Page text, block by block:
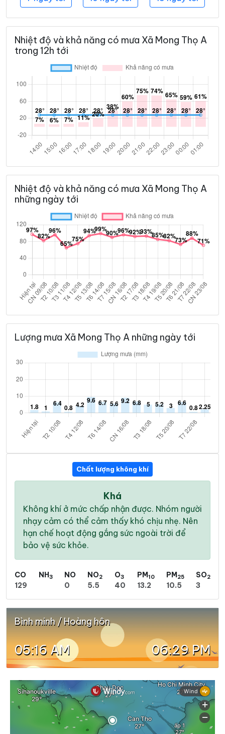
Nhiệt độ và khả năng có mưa Xã Mong Thọ A
trong 12h tới
Nhiệt độ và khả năng có mưa Xã Mong Thọ A
những ngày tới
Lượng mưa Xã Mong Thọ A những ngày tới
Chất lượng không khí
Khá
Không khí ở mức chấp nhận được. Nhóm người
nhạy cảm có thể cảm thấy khó chịu nhẹ. Nên
hạn chế hoạt động gắng sức ngoài trời để
bảo vệ sức khỏe.
CO
129
NH3
NO
0
NO2
5.5
O3
40
PM10
13.2
PM25
10.5
SO2
3
Bình minh / Hoàng hôn
05:16 AM 06:29 PM